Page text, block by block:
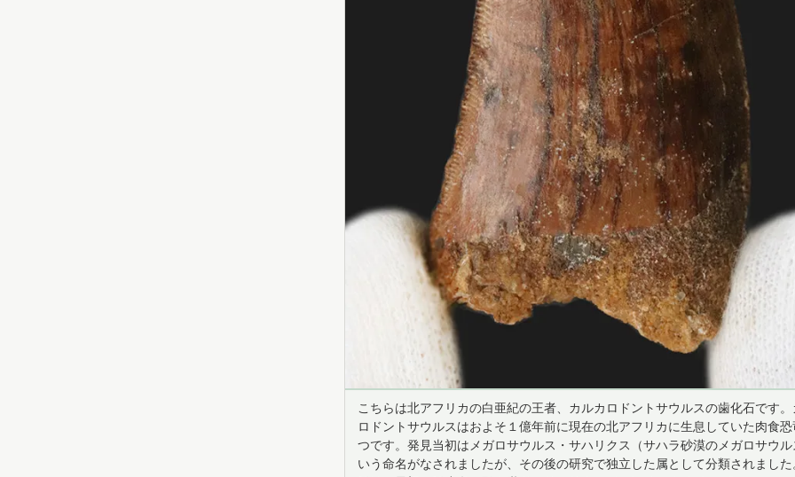
こちらは北アフリカの白亜紀の王者、カルカロドントサウルスの歯化石です
ロドントサウルスはおよそ１億年前に現在の北アフリカに生息していた肉食
つです。発見当初はメガロサウルス・サハリクス（サハラ砂漠のメガロサウル
いう命名がなされましたが、その後の研究で独立した属として分類されました